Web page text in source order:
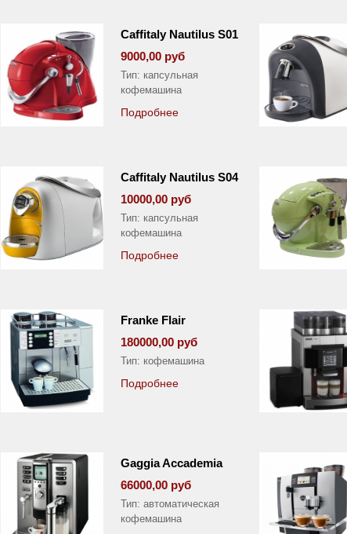
Caffitaly Nautilus S01
9000,00 руб
Тип: капсульная
кофемашина
Подробнее
Caffitaly Nautilus S04
10000,00 руб
Тип: капсульная
кофемашина
Подробнее
Franke Flair
180000,00 руб
Тип: кофемашина
Подробнее
Gaggia Accademia
66000,00 руб
Тип: автоматическая
кофемашина